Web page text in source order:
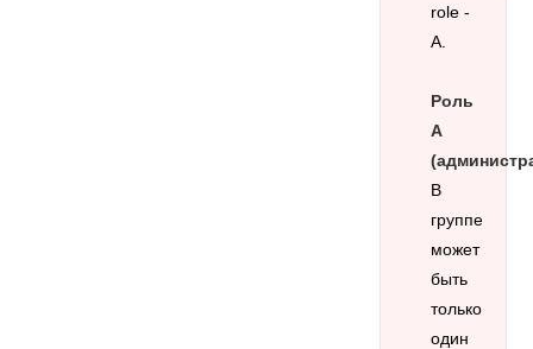
role -
A.
Роль
A
В
группе
может
быть
только
один